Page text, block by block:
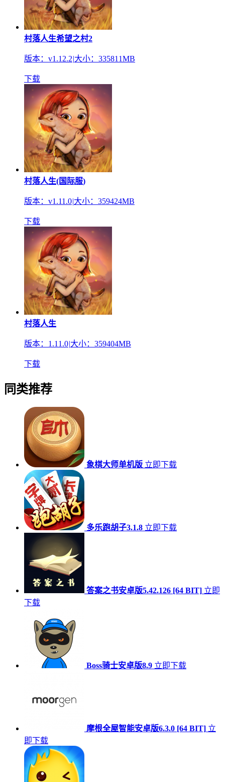
村落人生希望之村2
版本：v1.12.2|大小：335811MB
下载
村落人生(国际服)
版本：v1.11.0|大小：359424MB
下载
村落人生
版本：1.11.0|大小：359404MB
下载
同类推荐
象棋大师单机版 立即下载
多乐跑胡子3.1.8 立即下载
答案之书安卓版5.42.126 [64 BIT] 立即
下载
Boss骑士安卓版8.9 立即下载
摩根全屋智能安卓版6.3.0 [64 BIT] 立
即下载